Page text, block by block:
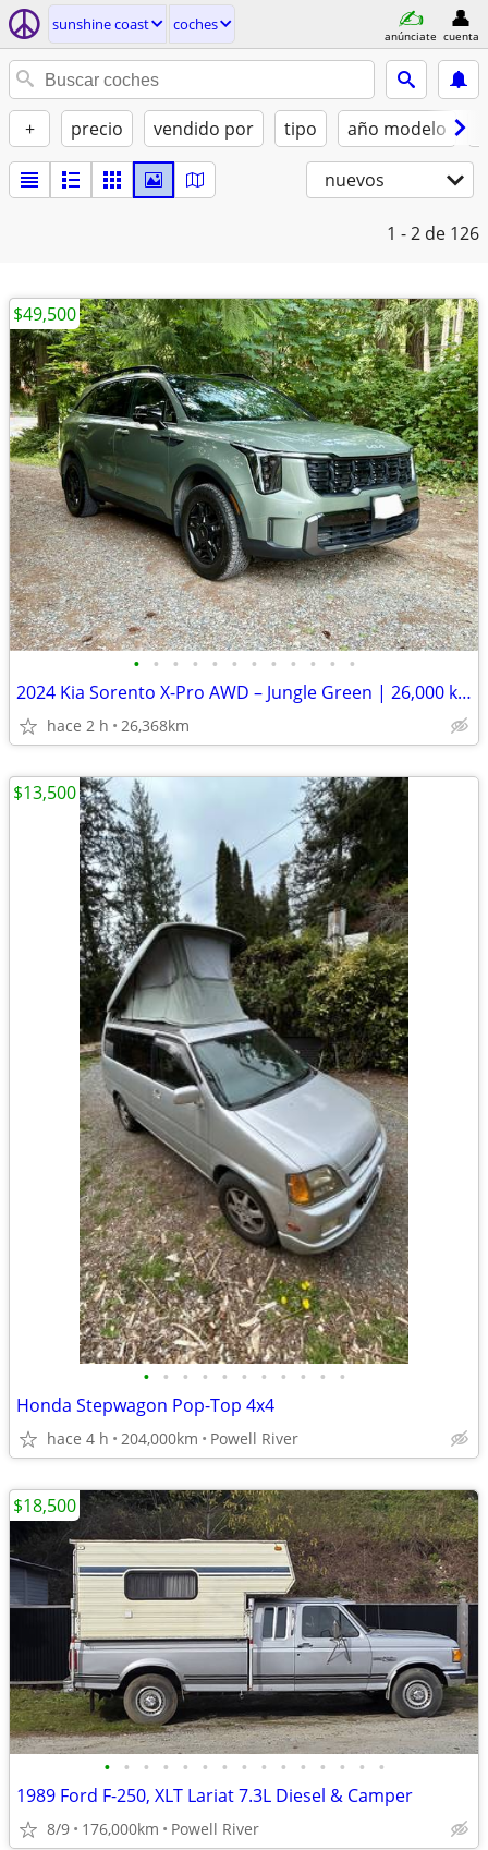
sunshine coast coches
anúnciate cuenta
+ precio vendido por tipo año modelo
nuevos
1 - 2 de 126
• • • • • • • • • • • •
2024 Kia Sorento X-Pro AWD – Jungle Green | 26,000 km | 6 Passenger
hace 2 h 26,368km
$49,500
• • • • • • • • • • •
Honda Stepwagon Pop-Top 4x4
hace 4 h 204,000km Powell River
$13,500
• • • • • • • • • • • • • • •
1989 Ford F-250, XLT Lariat 7.3L Diesel & Camper
8/9 176,000km Powell River
$18,500